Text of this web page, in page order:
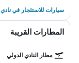
سيارات للاستئجار في نادي
المطارات القريبة
مطار النادي الدولي